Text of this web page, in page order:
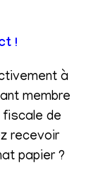
!
à
membre
de
recevoir
papier ?